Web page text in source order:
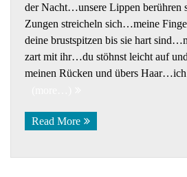
der Nacht…unsere Lippen berühren
Zungen streicheln sich…meine
deine brustspitzen bis sie hart
zart mit ihr…du stöhnst leicht auf
meinen Rücken und übers Haar…ich
Read More